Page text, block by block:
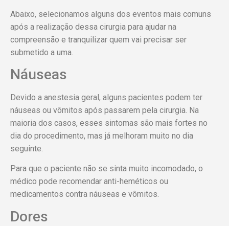
Abaixo, selecionamos alguns dos eventos mais comuns
após a realização dessa cirurgia para ajudar na
compreensão e tranquilizar quem vai precisar ser
submetido a uma.
Náuseas
Devido a anestesia geral, alguns pacientes podem ter
náuseas ou vômitos após passarem pela cirurgia. Na
maioria dos casos, esses sintomas são mais fortes no
dia do procedimento, mas já melhoram muito no dia
seguinte.
Para que o paciente não se sinta muito incomodado, o
médico pode recomendar anti-heméticos ou
medicamentos contra náuseas e vômitos.
Dores